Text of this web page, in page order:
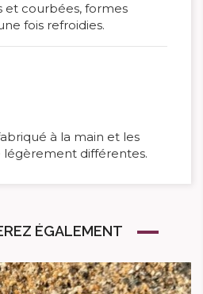
et courbées, formes
fois refroidies.
à la main et les
différentes.
ÉGALEMENT